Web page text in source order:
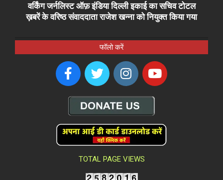
वर्किंग जर्नलिस्ट ऑफ़ इंडिया दिल्ली इकाई का सचिव टोटल
ख़बरें के वरिष्ठ संवाददाता राजेश खन्ना को नियुक्त किया गया
फॉलो करें
TOTAL PAGE VIEWS